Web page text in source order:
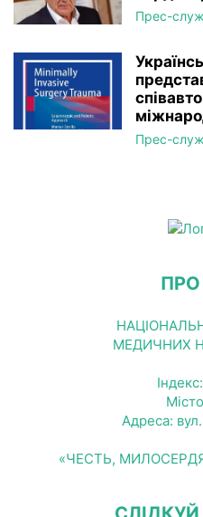
Прес-
Прес-
МЕДИЧНИХ
Адреса:
«ЧЕСТЬ,